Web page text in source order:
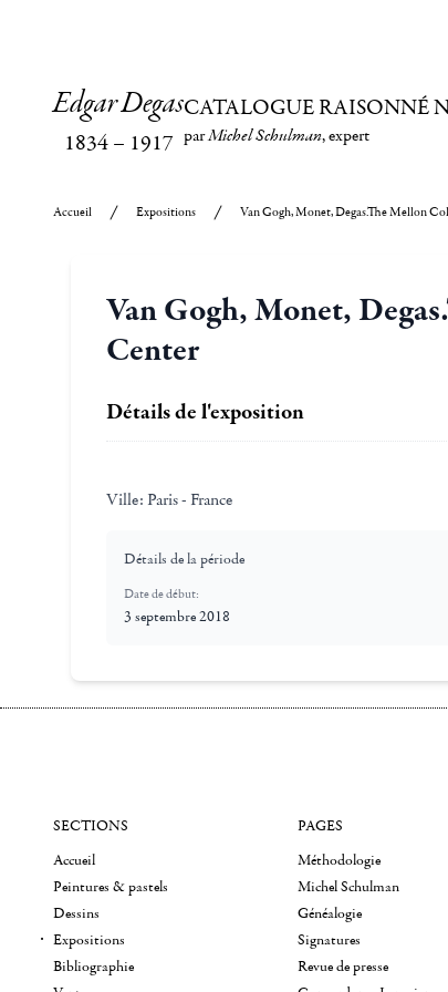
Edgar Degas
1834– 1917
CATALOGUE RAISONNÉ
parMichel Schulman, expert
Accueil Expositions Van Gogh, Monet, Degas.The Mellon
Van Gogh, Monet,
Center
Détails de l'exposition
Ville: Paris - France
Détails de la période
Date de début:
3 septembre 2018
SECTIONS
Accueil
Peintures & pastels
Dessins
Expositions
Bibliographie
PAGES
Méthodologie
Michel Schulman
Généalogie
Signatures
Revue de presse